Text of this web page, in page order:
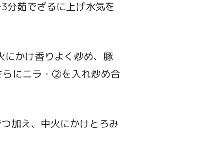
分茹でざるに上げ水気を
かけ香りよく炒め、豚
らにニラ・②を入れ炒め合
加え、中火にかけとろみ